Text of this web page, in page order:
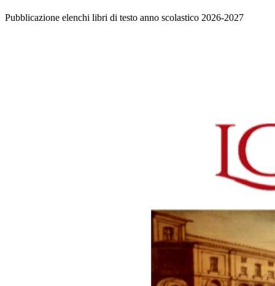
Pubblicazione elenchi libri di testo anno scolastico 2026-2027